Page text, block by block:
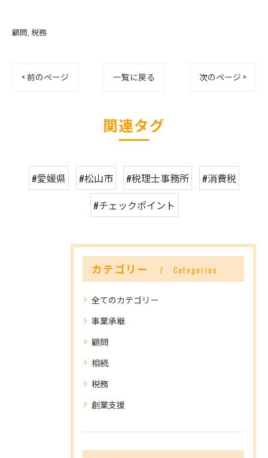
顧問 税務
< 前のページ 一覧に戻る 次のページ >
関連タグ
#愛媛県 #松山市 #税理士事務所
#消費税
#チェックポイント
カテゴリー Categories
全てのカテゴリー
事業承継
顧問
相続
税務
創業支援